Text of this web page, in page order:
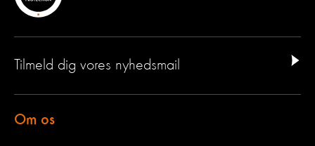
Tilmeld dig vores nyhedsmail
Om os